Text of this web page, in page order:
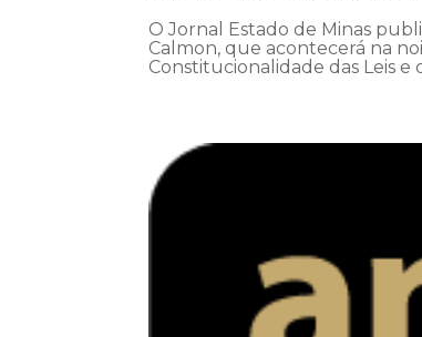
O Jornal Estado de Minas
Calmon, que acontecerá na
Constitucionalidade das Leis e